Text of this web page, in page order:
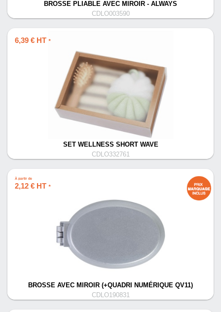
BROSSE PLIABLE AVEC MIROIR - ALWAYS
CDLO003590
6,39 € HT *
SET WELLNESS SHORT WAVE
CDLO332761
À partir de
2,12 € HT *
BROSSE AVEC MIROIR (+QUADRI NUMÉRIQUE QV11)
CDLO190831